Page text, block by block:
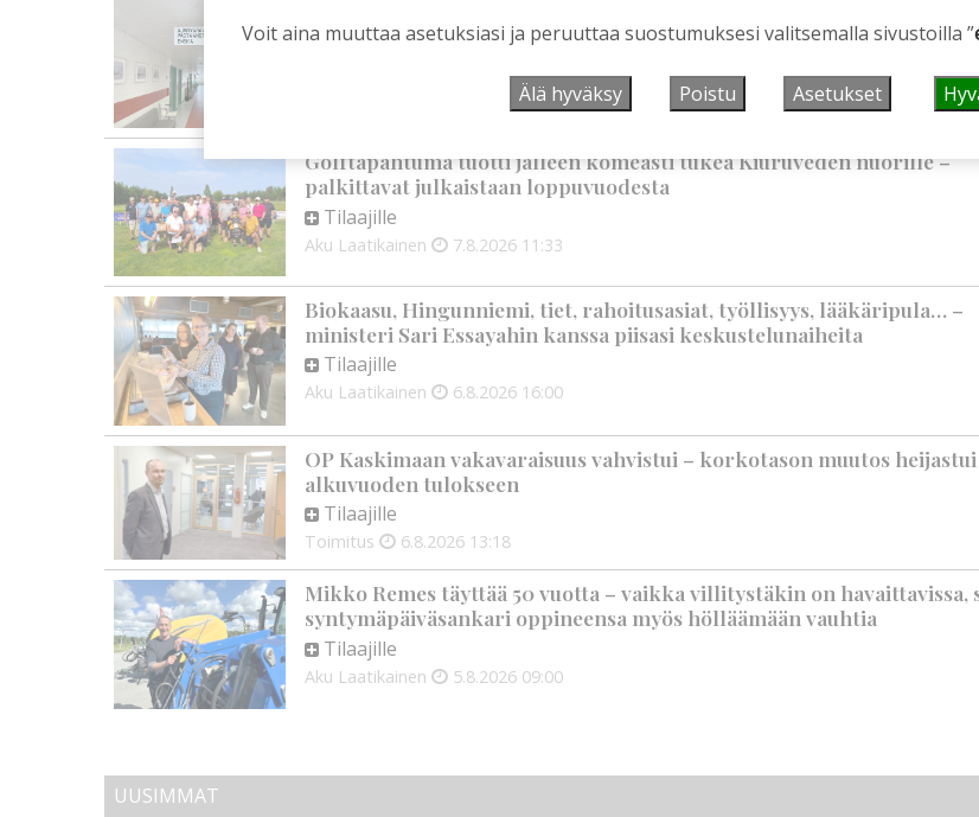
kaupunkien lääkäripulaa
12:00
Golftapahtuma tuotti jälleen komeasti tukea Kiuruveden nuorille –
palkittavat julkaistaan loppuvuodesta
Tilaajille
Aku Laatikainen 7.8.2026 11:33
Biokaasu, Hingunniemi, tiet, rahoitusasiat, työllisyys, lääkäripula… –
ministeri Sari Essayahin kanssa piisasi keskustelunaiheita
Tilaajille
Aku Laatikainen 6.8.2026 16:00
OP Kaskimaan vakavaraisuus vahvistui – korkotason muutos heijastui
alkuvuoden tulokseen
Tilaajille
Toimitus 6.8.2026 13:18
Mikko Remes täyttää 50 vuotta – vaikka villitystäkin on havaittavissa,
syntymäpäiväsankari oppineensa myös hölläämään vauhtia
Tilaajille
Aku Laatikainen 5.8.2026 09:00
UUSIMMAT
Voit aina muuttaa asetuksiasi ja peruuttaa suostumuksesi valitsemalla sivustoilla ”
Älä hyväksy Poistu Asetukset